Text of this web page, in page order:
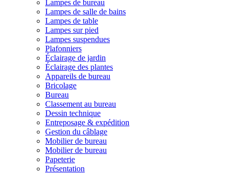
Lampes de bureau
Lampes de salle de bains
Lampes de table
Lampes sur pied
Lampes suspendues
Plafonniers
Éclairage de jardin
Éclairage des plantes
Appareils de bureau
Bricolage
Bureau
Classement au bureau
Dessin technique
Entreposage & expédition
Gestion du câblage
Mobilier de bureau
Mobilier de bureau
Papeterie
Présentation